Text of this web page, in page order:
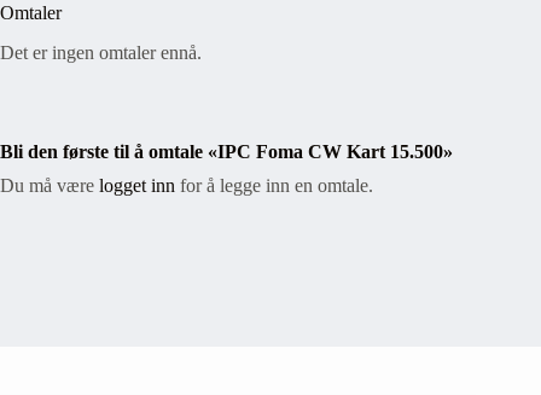
Omtaler
Det er ingen omtaler ennå.
Bli den første til å omtale «IPC Foma CW Kart 15.500»
Du må være logget inn for å legge inn en omtale.